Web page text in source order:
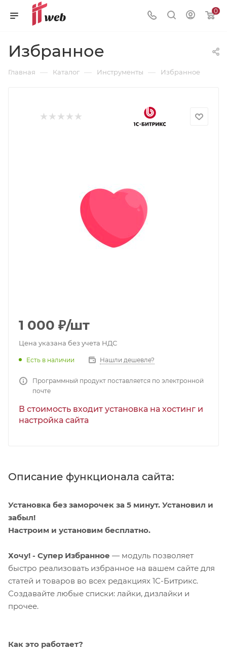
0
Избранное
Главная — Каталог — Инструменты — Избранное
1 000 ₽/шт
Цена указана без учета НДС
Есть в наличии Нашли дешевле?
Программный продукт поставляется по электронной
почте
В стоимость входит установка на хостинг и
настройка сайта
Описание функционала сайта:
Установка без заморочек за 5 минут. Установил и
забыл!
Настроим и установим бесплатно.
Хочу! - Супер Избранное — модуль позволяет
быстро реализовать избранное на вашем сайте для
статей и товаров во всех редакциях 1С-Битрикс.
Создавайте любые списки: лайки, дизлайки и
прочее.
Как это работает?